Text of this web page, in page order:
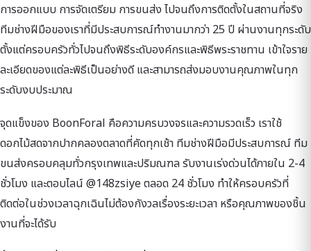
การออกแบบ การจัดเตรียม การขนส่ง ไปจนถึงการติดตั้งในสถานที่จริง
ทีมช่างฝีมือของเราที่มีประสบการณ์ทำงานมากว่า 25 ปี ผ่านงานทุกระดับ
ตั้งแต่ครอบครัวทั่วไปจนถึงพิธีระดับองค์กรและพิธีพระราชทาน เข้าใจราย
ละเอียดของแต่ละพิธีเป็นอย่างดี และสามารถส่งมอบงานคุณภาพในทุก
ระดับงบประมาณ
จุดแข็งของ BoonForal คือความครบวงจรและความรวดเร็ว เราใช้
ดอกไม้สดจากปากคลองตลาดที่คัดทุกเช้า ทีมช่างฝีมือมีประสบการณ์ ทีม
ขนส่งครอบคลุมทั่วกรุงเทพและปริมณฑล รับงานเร่งด่วนได้ภายใน 2-4
ชั่วโมง และตอบไลน์ @148zsiye ตลอด 24 ชั่วโมง ทำให้ครอบครัวที่
ติดต่อในช่วงเวลาฉุกเฉินไม่ต้องกังวลเรื่องระยะเวลา หรือคุณภาพของชิ้น
งานที่จะได้รับ